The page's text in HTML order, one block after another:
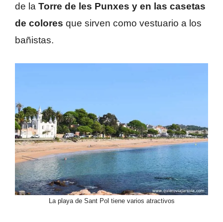
de la Torre de les Punxes y en las casetas
de colores que sirven como vestuario a los
bañistas.
La playa de Sant Pol tiene varios atractivos